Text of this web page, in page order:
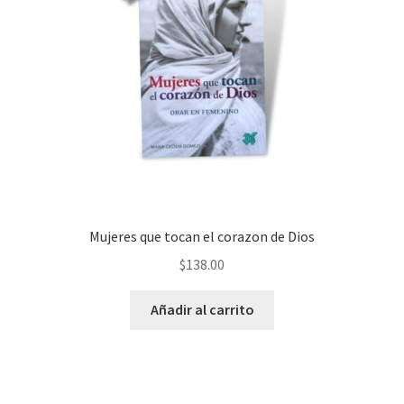
Mujeres que tocan el corazon de Dios
$138.00
Añadir al carrito